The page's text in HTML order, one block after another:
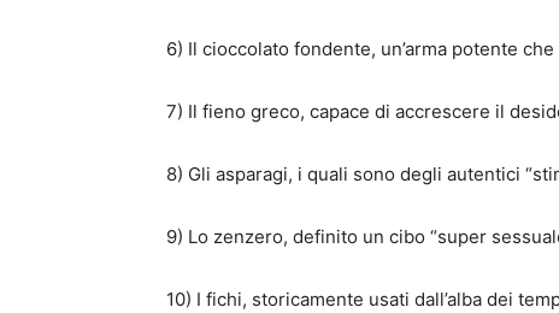
6) Il cioccolato fondente, un’arma potente
7) Il fieno greco, capace di accrescere il
8) Gli asparagi, i quali sono degli autentici
9) Lo zenzero, definito un cibo “super
10) I fichi, storicamente usati dall’alba dei